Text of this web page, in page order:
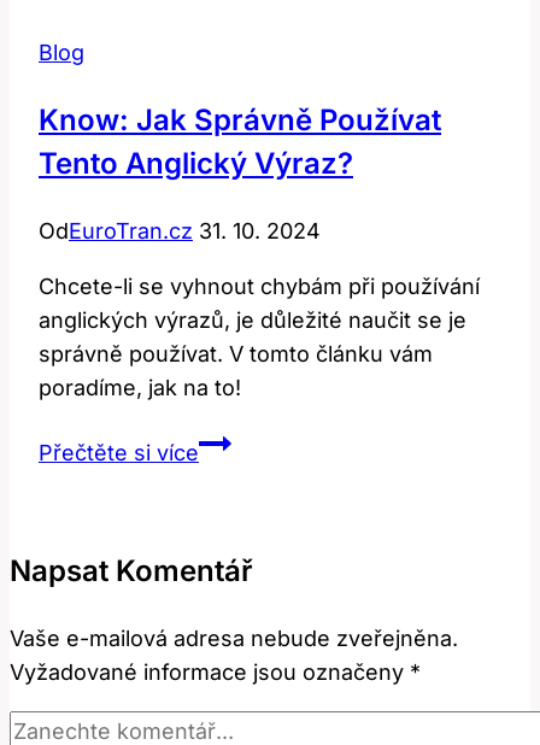
Blog
Know: Jak Správně Používat
Tento Anglický Výraz?
OdEuroTran.cz 31. 10. 2024
Chcete-li se vyhnout chybám při používání
anglických výrazů, je důležité naučit se je
správně používat. V tomto článku vám
poradíme, jak na to!
Přečtěte si víceKnow:
tento
výraz?
Napsat Komentář
Vaše e-mailová adresa nebude zveřejněna.
Vyžadované informace jsou označeny *